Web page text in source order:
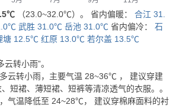
（23.0~32.0℃）。 省内偏暖： 合江 31.
武胜 31.0℃ 岳池 31.0℃ 省内偏冷： 石
塘 12.5℃ 红原 13.0℃ 若尔盖 13.5℃
云转小雨”。
多云转小雨，主要气温 28~36℃ ， 建议穿建
短裙、薄短裙、短裤等清凉透气的衣服。 。
，气温降低至 24~28℃， 建议穿棉麻面料的衬